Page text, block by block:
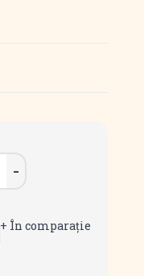
+ În comparaţie